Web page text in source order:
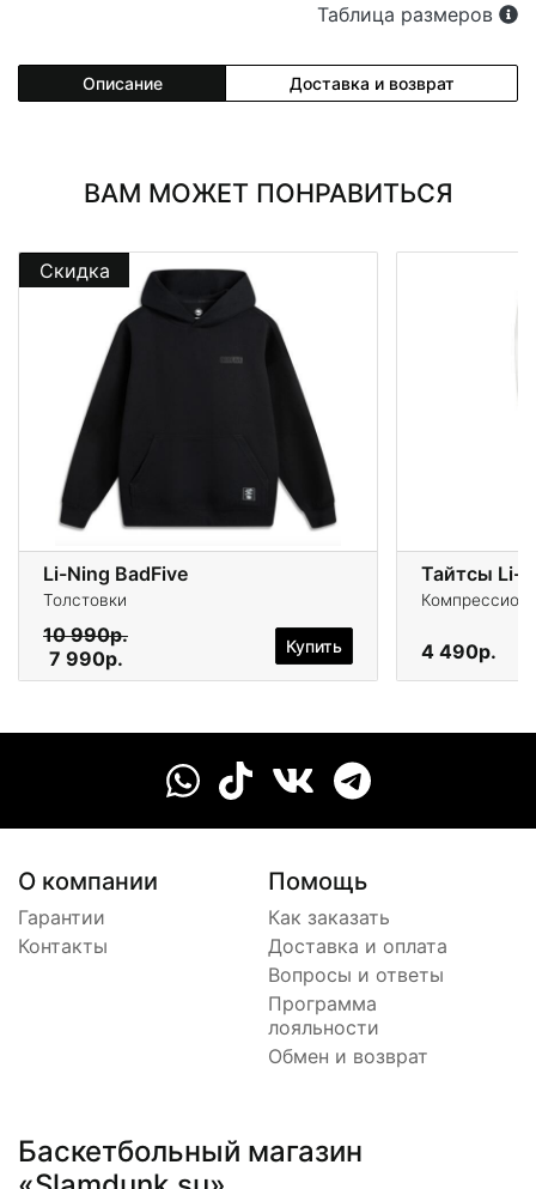
Таблица размеров
Описание Доставка и возврат
ВАМ МОЖЕТ ПОНРАВИТЬСЯ
Скидка
Li-Ning BadFive
Толстовки
10 990р.
7 990р.
Купить
Тайтсы Li-
4 490р.
О компании
Гарантии
Контакты
Помощь
Как заказать
Доставка и оплата
Вопросы и ответы
Программа
лояльности
Обмен и возврат
Баскетбольный магазин